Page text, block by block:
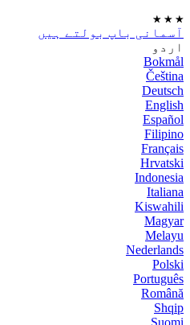
★
★
★
آسمانی باپ بولتے ہیں
اردو
Bokmål
Čeština
Deutsch
English
Español
Filipino
Français
Hrvatski
Indonesia
Italiana
Kiswahili
Magyar
Melayu
Nederlands
Polski
Português
Română
Shqip
Suomi